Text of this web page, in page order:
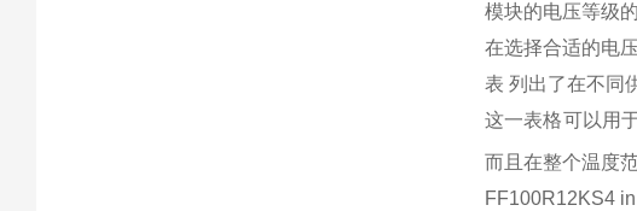
模块的电压等级
在选择合适的电
表 列出了在不同
这一表格可以用
而且在整个温度
FF100R12KS4